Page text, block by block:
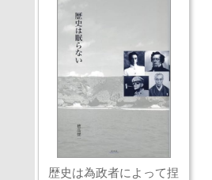
歴史は為政者によって捏